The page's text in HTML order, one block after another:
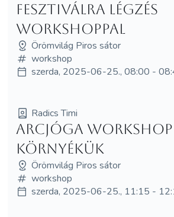
fesztiválra légzés
workshoppal
Örömvilág Piros sátor
workshop
szerda, 2025-06-25., 08:00 -
Radics Timi
Arcjóga workshop
környékük
Örömvilág Piros sátor
workshop
szerda, 2025-06-25., 11:15 -